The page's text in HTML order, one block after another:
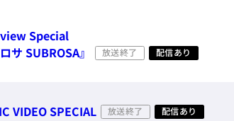
Special
サ SUBROSA』
放送終了 配信あり
VIDEO SPECIAL 放送終了 配信あり